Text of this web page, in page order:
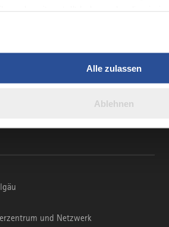
Alle zulassen
Ablehnen
und Netzwerk